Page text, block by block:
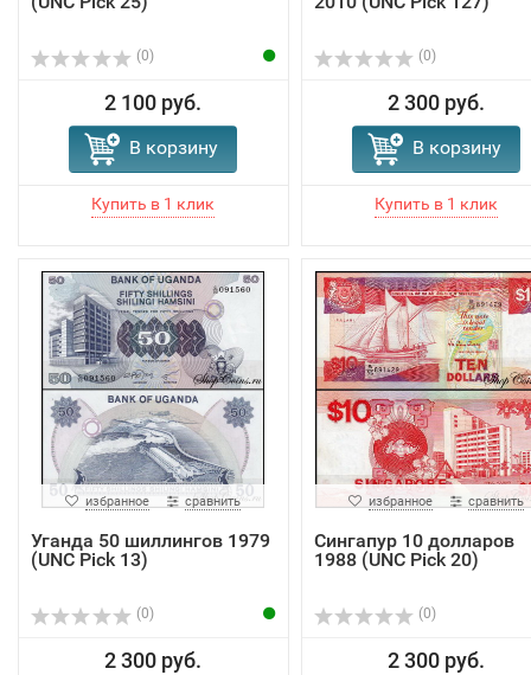
(0)
2 100 руб.
В корзину
(0)
2 300 руб.
В корзину
избранное сравнить
Уганда 50 шиллингов 1979
(UNC Pick 13)
(0)
2 300 руб.
избранное сравнить
Сингапур 10 долларов
1988 (UNC Pick 20)
(0)
2 300 руб.